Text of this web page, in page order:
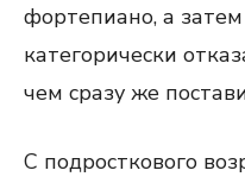
фортепиано, а
категорически
чем сразу же
С подросткового